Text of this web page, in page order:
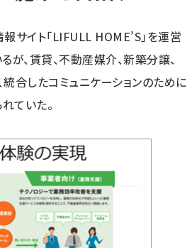
サイト「LIFULL HOME’S」を運営
が、賃貸、不動産媒介、新築分譲、
合したコミュニケーションのために
ていた。